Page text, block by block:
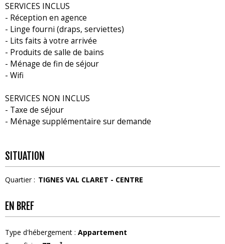
SERVICES INCLUS
- Réception en agence
- Linge fourni (draps, serviettes)
- Lits faits à votre arrivée
- Produits de salle de bains
- Ménage de fin de séjour
- Wifi
SERVICES NON INCLUS
- Taxe de séjour
- Ménage supplémentaire sur demande
SITUATION
Quartier : TIGNES VAL CLARET - CENTRE
EN BREF
Type d'hébergement : Appartement